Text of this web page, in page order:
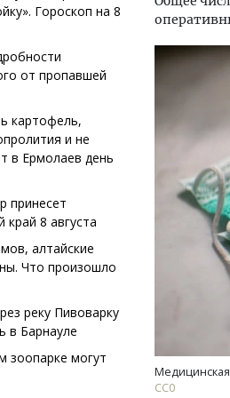
Гороскоп на 8
от пропавшей
картофель,
и не
в Ермолаев день
принесет
край 8 августа
алтайские
Что произошло
реку Пивоварку
в Барнауле
зоопарке могут
Медицинская
СС0
код начинается с
крупноформатными
новым